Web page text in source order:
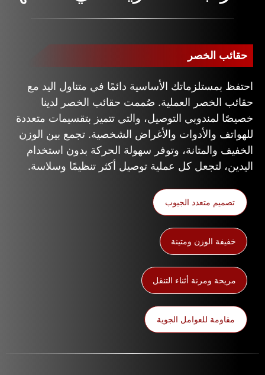
حقائب الخصر
احتفظ بمستلزماتك الأساسية دائمًا في متناول اليد مع
حقائب الخصر العملية. صُممت حقائب الخصر لدينا
خصيصًا لمندوبي التوصيل، والتي تتميز بتقسيمات متعددة
للهواتف والأدوات والأغراض الشخصية. تجمع بين الوزن
الخفيف والمتانة، وتوفر سهولة الحركة بدون استخدام
اليدين، لتجعل كل عملية توصيل أكثر تنظيمًا وسلاسة.
تصميم متعدد الجيوب
خفيفة الوزن ومتينة
مريحة ومرنة أثناء التنقل
مقاومة للعوامل الجوية